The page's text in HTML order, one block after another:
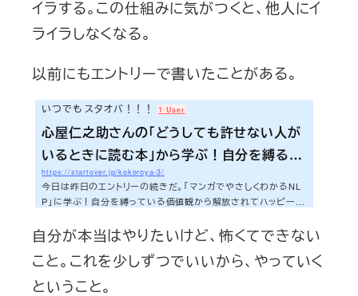
イラする。この仕組みに気がつくと、他人にイ
ライラしなくなる。
以前にもエントリーで書いたことがある。
いつでも スタオバ！！！ 1 User
心屋仁之助さんの「どうしても許せない人が
いるときに読む本」から学ぶ！自分を縛るマ
イルールから解放され、ハッピーに生きるた
めのたった一つの方法
https://startover.jp/kokoroya-3/
今日は昨日のエントリーの続きだ。「マンガでやさしくわかるNL
P」に学ぶ！自分を縛っている価値観から解放されてハッピーに
自分達が思っているよりずっと、「〜すべき」、「〜べき」、「〜し
てはいけない」という価値観（思い込み）に縛られている。その植
えつけられた価値観に気づくことができれば。あなたは自分にも
書いたエントリーの内容はそんなところだ。ではどうしたらあな
自分が本当はやりたいけど、怖くてできない
こと。これを少しずつでいいから、やっていく
ということ。